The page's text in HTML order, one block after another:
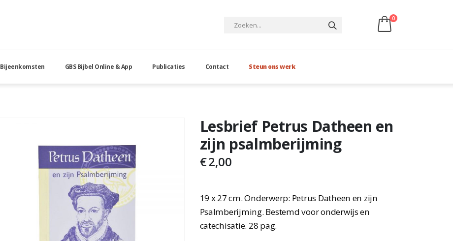
0
Bijeenkomsten GBS Bijbel Online & App Publicaties Contact Steun ons werk
Lesbrief Petrus Datheen en
zijn psalmberijming
€2,00
19 x 27 cm. Onderwerp: Petrus Datheen en zijn
Psalmberijming. Bestemd voor onderwijs en
catechisatie. 28 pag.